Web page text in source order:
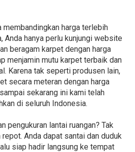
membandingkan harga terlebih
Anda hanya perlu kunjungi website
beragam karpet dengan harga
menjamin mutu karpet terbaik dan
Karena tak seperti produsen lain,
secara meteran dengan harga
sekarang ini kami telah
di seluruh Indonesia.
pengukuran lantai ruangan? Tak
Anda dapat santai dan duduk
siap hadir langsung ke tempat